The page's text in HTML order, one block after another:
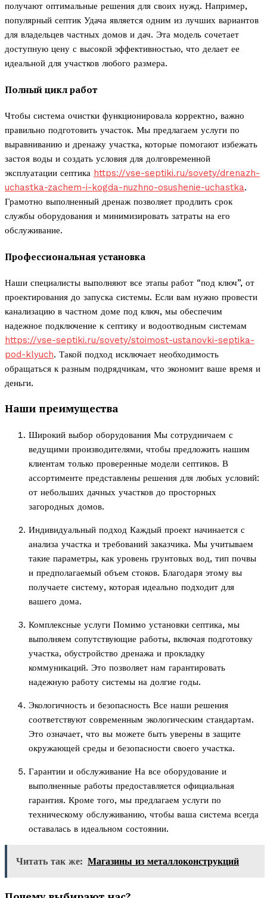
получают оптимальные решения для своих нужд. Например,
популярный септик Удача является одним из лучших вариантов
для владельцев частных домов и дач. Эта модель сочетает
доступную цену с высокой эффективностью, что делает ее
идеальной для участков любого размера.
Полный цикл работ
Чтобы система очистки функционировала корректно, важно
правильно подготовить участок. Мы предлагаем услуги по
выравниванию и дренажу участка, которые помогают избежать
застоя воды и создать условия для долговременной
эксплуатации септика https://vse-septiki.ru/sovety/drenazh-
uchastka-zachem-i-kogda-nuzhno-osushenie-uchastka.
Грамотно выполненный дренаж позволяет продлить срок
службы оборудования и минимизировать затраты на его
обслуживание.
Профессиональная установка
Наши специалисты выполняют все этапы работ “под ключ”, от
проектирования до запуска системы. Если вам нужно провести
канализацию в частном доме под ключ, мы обеспечим
надежное подключение к септику и водоотводным системам
https://vse-septiki.ru/sovety/stoimost-ustanovki-septika-
pod-klyuch. Такой подход исключает необходимость
обращаться к разным подрядчикам, что экономит ваше время и
деньги.
Наши преимущества
Широкий выбор оборудования Мы сотрудничаем с
ведущими производителями, чтобы предложить нашим
клиентам только проверенные модели септиков. В
ассортименте представлены решения для любых условий:
от небольших дачных участков до просторных
загородных домов.
Индивидуальный подход Каждый проект начинается с
анализа участка и требований заказчика. Мы учитываем
такие параметры, как уровень грунтовых вод, тип почвы
и предполагаемый объем стоков. Благодаря этому вы
получаете систему, которая идеально подходит для
вашего дома.
Комплексные услуги Помимо установки септика, мы
выполняем сопутствующие работы, включая подготовку
участка, обустройство дренажа и прокладку
коммуникаций. Это позволяет нам гарантировать
надежную работу системы на долгие годы.
Экологичность и безопасность Все наши решения
соответствуют современным экологическим стандартам.
Это означает, что вы можете быть уверены в защите
окружающей среды и безопасности своего участка.
Гарантии и обслуживание На все оборудование и
выполненные работы предоставляется официальная
гарантия. Кроме того, мы предлагаем услуги по
техническому обслуживанию, чтобы ваша система всегда
оставалась в идеальном состоянии.
Читать так же: Магазины из металлоконструкций